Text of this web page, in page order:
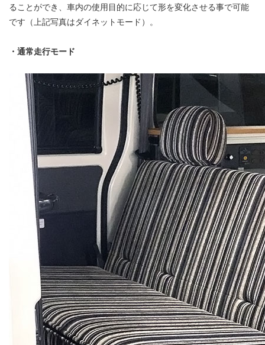
ることができ、車内の使用目的に応じて形を変化させる事で可能
です（上記写真はダイネットモード）。
・通常走行モード